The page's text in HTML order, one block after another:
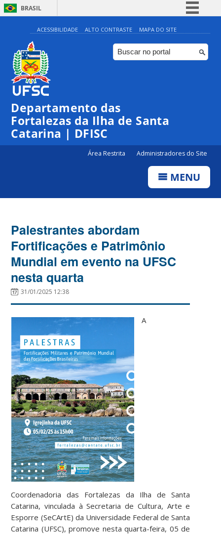
BRASIL
Simplifique!
Comunica BR
Participe
ACESSIBILIDADE ALTO CONTRASTE MAPA DO SITE
Departamento das
Fortalezas da Ilha de Santa
Catarina | DFISC
Área Restrita Administradores do Site
MENU
Palestrantes abordam
Fortificações e Patrimônio
Mundial em evento na UFSC
nesta quarta
31/01/2025 12:38
A
Coordenadoria das Fortalezas da Ilha de Santa
Catarina, vinculada à Secretaria de Cultura, Arte e
Esporre (SeCArtE) da Universidade Federal de Santa
Catarina (UFSC), promove nesta quarta-feira, 05 de